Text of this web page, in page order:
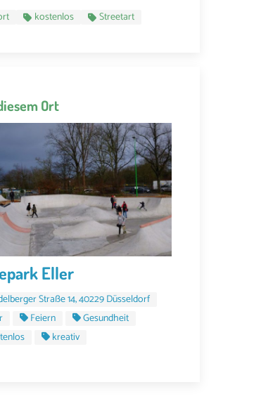
kostenlos Streetart
Ort
Eller
Straße 14, 40229 Düsseldorf
Feiern
Gesundheit
kreativ